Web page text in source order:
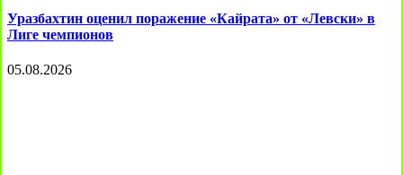
Уразбахтин оценил поражение «Кайрата» от «Левски» в
Лиге чемпионов
05.08.2026